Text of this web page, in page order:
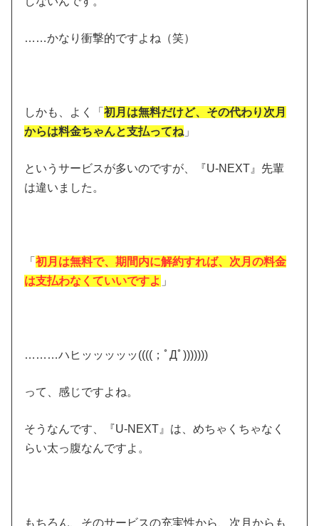
……かなり衝撃的ですよね（笑）
しかも、よく「初月は無料だけど、その代わり次月
からは料金ちゃんと支払ってね 」
というサービスが多いのですが、『U-NEXT』先輩
は違いました。
「初月は無料で、期間内に解約すれば、次月の料金
は支払わなくていいですよ 」
………ハヒッッッッッ((((；ﾟДﾟ)))))))
って、感じですよね。
そうなんです、『U-NEXT』は、めちゃくちゃなく
らい太っ腹なんですよ。
もちろん、そのサービスの充実性から、次月からも